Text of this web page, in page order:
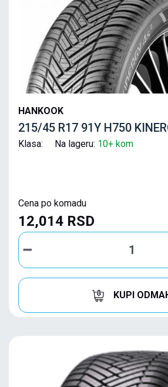
HANKOOK
215/45 R17 91Y H750
Klasa: Na lageru: 10+ kom
Cena po komadu
12,014 RSD
KUPI